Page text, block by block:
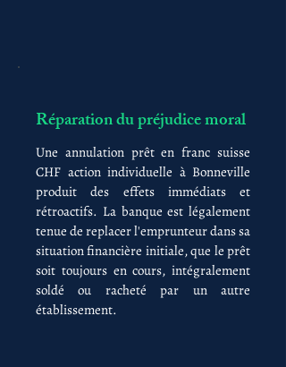
Réparation du préjudice moral
Une annulation prêt en franc suisse
CHF action individuelle à Bonneville
produit des effets immédiats et
rétroactifs. La banque est légalement
tenue de replacer l'emprunteur dans sa
situation financière initiale, que le prêt
soit toujours en cours, intégralement
soldé ou racheté par un autre
établissement.